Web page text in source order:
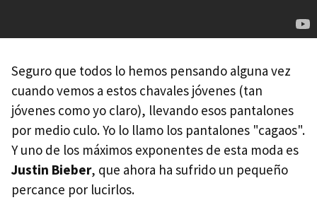
Seguro que todos lo hemos pensando alguna vez
cuando vemos a estos chavales jóvenes (tan
jóvenes como yo claro), llevando esos pantalones
por medio culo. Yo lo llamo los pantalones "cagaos".
Y uno de los máximos exponentes de esta moda es
Justin Bieber, que ahora ha sufrido un pequeño
percance por lucirlos.